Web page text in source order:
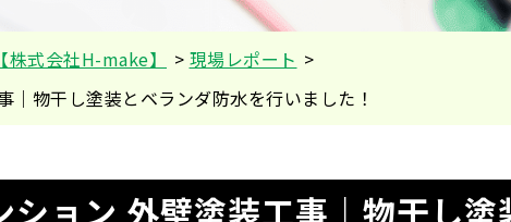
式会社H-make】 > 現場レポート >
物干し塗装とベランダ防水を行いました！
ョン 外壁塗装工事｜物干し塗